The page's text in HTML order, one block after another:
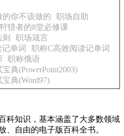
你不该做的
职场自助
猎者的8堂必修课
职场箴言
单词
职称C高效阅读记单词
职称俄语
典(PowerPoint2003)
典(Word97)
科知识，基本涵盖了大多数领域
、自由的电子版百科全书。